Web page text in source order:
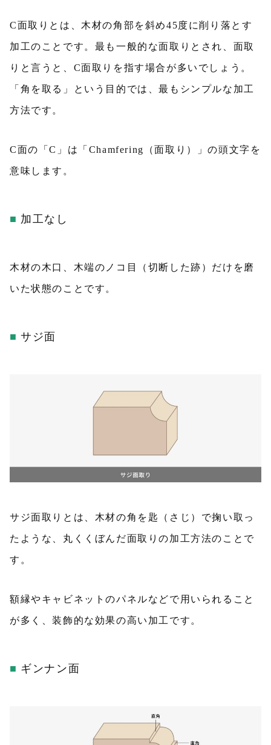
C面取りとは、木材の角部を斜め45度に削り落とす
加工のことです。最も一般的な面取りとされ、面取
りと言うと、C面取りを指す場合が多いでしょう。
「角を取る」という目的では、最もシンプルな加工
方法です。
C面の「C」は「Chamfering（面取り）」の頭文字を
意味します。
加工なし
木材の木口、木端のノコ目（切断した跡）だけを磨
いた状態のことです。
サジ面
サジ面取りとは、木材の角を匙（さじ）で掬い取っ
たような、丸くくぼんだ面取りの加工方法のことで
す。
額縁やキャビネットのパネルなどで用いられること
が多く、装飾的な効果の高い加工です。
ギンナン面